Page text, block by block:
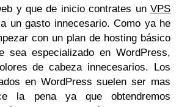
y que de inicio contrates un VPS
un gasto innecesario. Como ya he
con un plan de hosting básico
especializado en WordPress,
de cabeza innecesarios. Los
en WordPress suelen ser mas
la pena ya que obtendremos